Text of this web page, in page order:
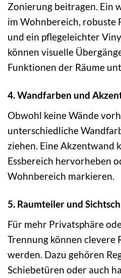
Zonierung beitragen. Ein
im Wohnbereich, robuste
und ein pflegeleichter
können visuelle
Funktionen der Räume
4. Wandfarben und
Obwohl keine Wände
unterschiedliche
ziehen. Eine Akzentwand
Essbereich hervorheben
Wohnbereich markieren.
5. Raumteiler und
Für mehr Privatsphäre
Trennung können clevere
werden. Dazu gehören
Schiebetüren oder auch